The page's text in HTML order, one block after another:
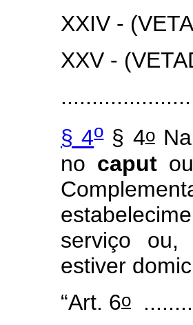
XXIV -
XXV -
§ 4o § 4oNa
no caput
serviço ou,
estiver
“Art. 6o